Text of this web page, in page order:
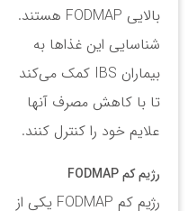
بالایی FODMAP هستند.
شناسایی این غذاها به
بیماران IBS کمک می‌کند
تا با کاهش مصرف آنها
علایم خود را کنترل کنند.
رژیم کم FODMAP
رژیم کم FODMAP یکی از